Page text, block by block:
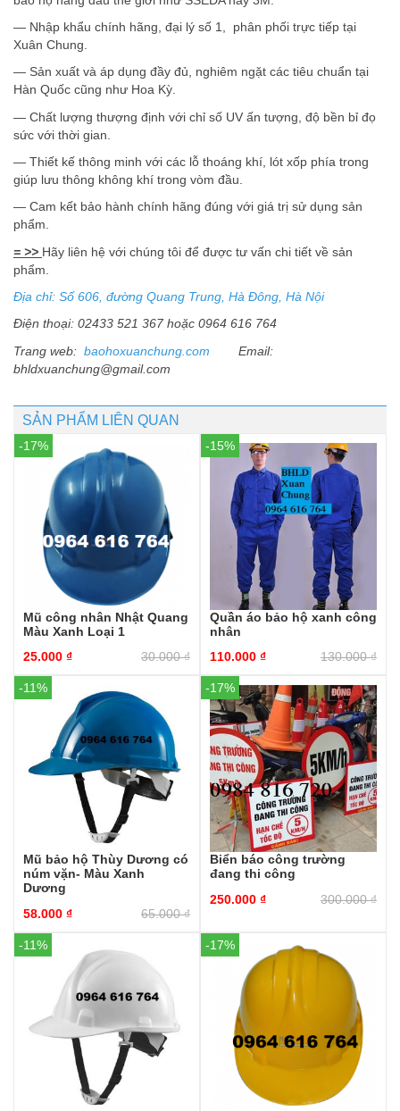
— Nhập khẩu chính hãng, đại lý số 1, phân phối trực tiếp tại
Xuân Chung.
— Sản xuất và áp dụng đầy đủ, nghiêm ngặt các tiêu chuẩn tại
Hàn Quốc cũng như Hoa Kỳ.
— Chất lượng thượng định với chỉ số UV ấn tượng, độ bền bỉ đọ
sức với thời gian.
— Thiết kế thông minh với các lỗ thoáng khí, lót xốp phía trong
giúp lưu thông không khí trong vòm đầu.
— Cam kết bảo hành chính hãng đúng với giá trị sử dụng sản
phẩm.
= >> Hãy liên hệ với chúng tôi để được tư vấn chi tiết về sản
phẩm.
Ðịa chỉ: Số 606, đường Quang Trung, Hà Ðông, Hà Nội
Ðiện thoại: 02433 521 367 hoặc 0964 616 764
Trang web: baohoxuanchung.com
Email:
bhldxuanchung@gmail.com
SẢN PHẨM LIÊN QUAN
-17%
Mũ công nhân Nhật Quang
Màu Xanh Loại 1
30.000₫
25.000 ₫
-15%
Quần áo bảo hộ xanh công
nhân
130.000₫
110.000 ₫
-11%
Mũ bảo hộ Thùy Dương có
núm vặn- Màu Xanh
Dương
65.000₫
58.000 ₫
-17%
Biển báo công trường
đang thi công
300.000₫
250.000 ₫
-11% -17%